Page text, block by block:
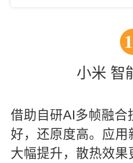
小米 智
借助自研AI多帧融合
好，还原度高。应
大幅提升，散热效果